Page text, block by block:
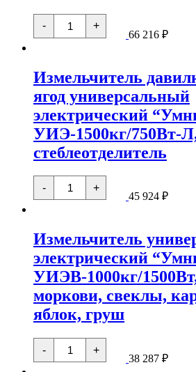
-
Количество
товара
Измельчитель
ягод
универсальный
электрический
"Умница"
модель
УИЭ-1500кг/750Вт-
НЛ,
стеблеотделитель
+
66 216 ₽
Измельчитель
ягод универсальный
электрический
УИЭ-1500кг/750Вт-
стеблеотделитель
-
товара
Измельчитель
ягод
универсальный
электрический
"Умница"
модель
УИЭ-1500кг/750Вт-
Л,
стеблеотделитель
+
45 924 ₽
Измельчитель
электрический
УИЭВ-1000кг/
моркови, свеклы,
яблок, груш
-
Количество
товара
Измельчитель
+
38 287 ₽